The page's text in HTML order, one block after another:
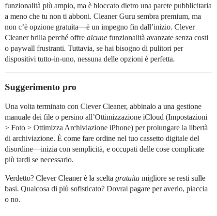
funzionalità più ampio, ma è bloccato dietro una parete pubblicitaria
a meno che tu non ti abboni. Cleaner Guru sembra premium, ma
non c’è opzione gratuita—è un impegno fin dall’inizio. Clever
Cleaner brilla perché offre alcune funzionalità avanzate senza costi
o paywall frustranti. Tuttavia, se hai bisogno di pulitori per
dispositivi tutto-in-uno, nessuna delle opzioni è perfetta.
Suggerimento pro
Una volta terminato con Clever Cleaner, abbinalo a una gestione
manuale dei file o persino all’Ottimizzazione iCloud (Impostazioni
> Foto > Ottimizza Archiviazione iPhone) per prolungare la libertà
di archiviazione. È come fare ordine nel tuo cassetto digitale del
disordine—inizia con semplicità, e occupati delle cose complicate
più tardi se necessario.
Verdetto? Clever Cleaner è la scelta gratuita migliore se resti sulle
basi. Qualcosa di più sofisticato? Dovrai pagare per averlo, piaccia
o no.